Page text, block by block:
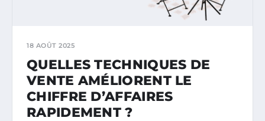
18 AOÛT 2025
QUELLES TECHNIQUES DE
VENTE AMÉLIORENT LE
CHIFFRE D’AFFAIRES
RAPIDEMENT ?